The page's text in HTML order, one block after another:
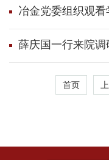
冶金党委组织观
并紧急布置疫情防
薛庆国一行来院调
究生选修课程打通
首页